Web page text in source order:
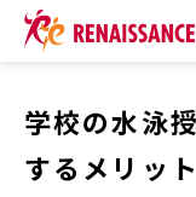
課題・目的からサービ
学校の水泳
するメリッ